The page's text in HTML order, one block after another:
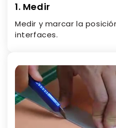
1. Medir
Medir y marcar la
interfaces.